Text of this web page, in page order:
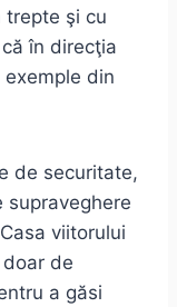
trepte şi cu
în direcţia
din
de securitate,
supraveghere
viitorului
de
a găsi